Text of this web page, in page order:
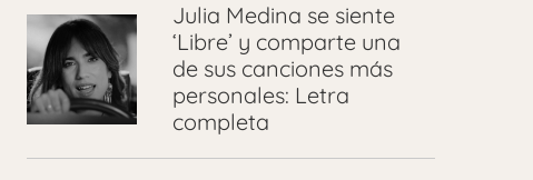
Julia Medina se siente
‘Libre’ y comparte una
de sus canciones más
personales: Letra
completa